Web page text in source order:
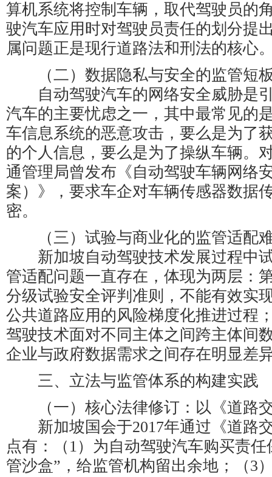
算机系统将控制车辆，取代驾驶员的
驶汽车应用时对驾驶员责任的划分提
属问题正是现行道路法和刑法的核心
（二）数据隐私与安全的监管短
自动驾驶汽车的网络安全威胁是
汽车的主要忧虑之一，其中最常见的
车信息系统的恶意攻击，要么是为了
的个人信息，要么是为了操纵车辆。
通管理局曾发布《自动驾驶车辆网络
案）》，要求车企对车辆传感器数据
密。
（三）试验与商业化的监管适配
新加坡自动驾驶技术发展过程中
管适配问题一直存在，体现为两层：
分级试验安全评判准则，不能有效实
公共道路应用的风险梯度化推进过程
驾驶技术面对不同主体之间跨主体间
企业与政府数据需求之间存在明显差
三、立法与监管体系的构建实践
（一）核心法律修订：以《道路
新加坡国会于2017年通过《道路
点有：（1）为自动驾驶汽车购买责
管沙盒”，给监管机构留出余地；（3